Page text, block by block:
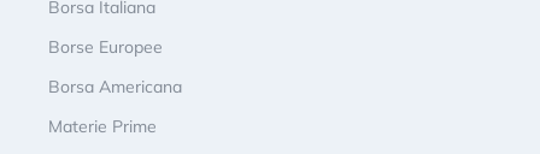
Borsa Italiana
Borse Europee
Borsa Americana
Materie Prime